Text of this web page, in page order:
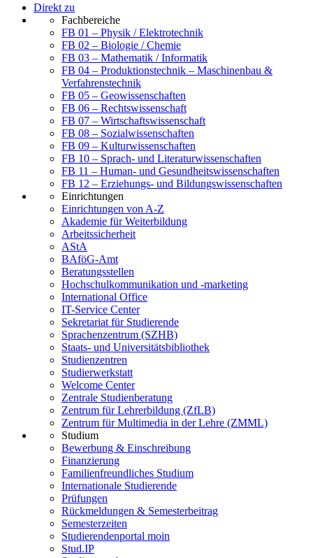
Direkt zu
Fachbereiche
FB 01 – Physik / Elektrotechnik
FB 02 – Biologie / Chemie
FB 03 – Mathematik / Informatik
FB 04 – Produktionstechnik – Maschinenbau &
Verfahrenstechnik
FB 05 – Geowissenschaften
FB 06 – Rechtswissenschaft
FB 07 – Wirtschaftswissenschaft
FB 08 – Sozialwissenschaften
FB 09 – Kulturwissenschaften
FB 10 – Sprach- und Literaturwissenschaften
FB 11 – Human- und Gesundheitswissenschaften
FB 12 – Erziehungs- und Bildungswissenschaften
Einrichtungen
Einrichtungen von A-Z
Akademie für Weiterbildung
Arbeitssicherheit
AStA
BAföG-Amt
Beratungsstellen
Hochschulkommunikation und -marketing
International Office
IT-Service Center
Sekretariat für Studierende
Sprachenzentrum (SZHB)
Staats- und Universitätsbibliothek
Studienzentren
Studierwerkstatt
Welcome Center
Zentrale Studienberatung
Zentrum für Lehrerbildung (ZfLB)
Zentrum für Multimedia in der Lehre (ZMML)
Studium
Bewerbung & Einschreibung
Finanzierung
Familienfreundliches Studium
Internationale Studierende
Prüfungen
Rückmeldungen & Semesterbeitrag
Semesterzeiten
Studierendenportal moin
Stud.IP